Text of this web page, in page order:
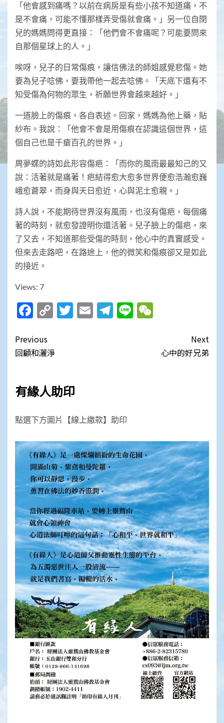
「他會感到痛嗎？以前在病房是有些小孩不知道痛，不
是不會痛，可能不懂那樣弄受傷就會痛。」另一位自閉
兒的媽媽問得更直接：「他們會不會痛呢？可能要問來
自那個星球上的人。」
唉呀，兒子的日常傷痕，讓信佛法的師姐感覺悲傷。她
要為兒子唸佛，要我帶他一起去唸佛。「天底下還有不
知受傷為何物的眾生，祈願世界會越來越好。」
一道臉上的傷痕，各自表述。回家，媽媽為他上藥，貼
紗布。我說：「他會不會是用傷痕在認識這個世界，這
個自己也是千瘡百孔的世界。」
周夢蝶的詩如此形容傷疤：「而你的風雨最最知己的又
說：活著就是痛著！疤結得愈大愈多世界便愈浩瀚愈巍
峨愈蒼翠，而身與天日愈近，心與泥土愈親。」
詩人說，不能期待世界沒有風雨，也沒有傷疤，每個痛
著的時刻，就愈發證明你還活著。兒子臉上的傷疤，來
了又去，不知道那些受傷的時刻，他心中的真實感受。
但來去走路吧，在路途上，他的微笑和傷痕卻又是如此
的接近。
Views: 7
Facebook
CopyTwitter
EmailTelegram
Line
Post
navigation
Previous
回顧和灑淨
Next
心中的好兄弟
有緣人助印
點選下方圖片【線上繳款】助印